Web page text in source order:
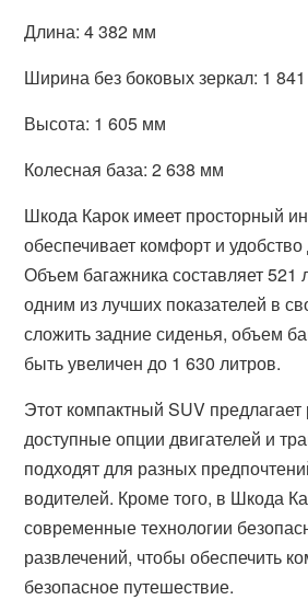
Длина: 4 382 мм
Ширина без боковых зеркал: 1
Высота: 1 605 мм
Колесная база: 2 638 мм
Шкода Карок имеет просторный
обеспечивает комфорт и
Объем багажника составляет 521
одним из лучших показателей в
сложить задние сиденья, объем
быть увеличен до 1 630 литров.
Этот компактный SUV
доступные опции двигателей и
подходят для разных
водителей. Кроме того, в Шкода
современные технологии
развлечений, чтобы обеспечить
безопасное путешествие.